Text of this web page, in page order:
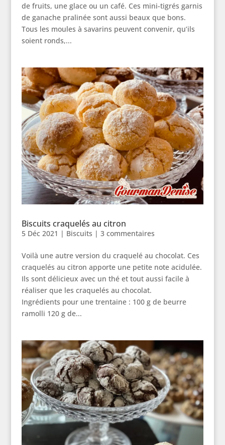
de fruits, une glace ou un café. Ces mini-tigrés garnis
de ganache pralinée sont aussi beaux que bons.
Tous les moules à savarins peuvent convenir, qu’ils
soient ronds,...
Biscuits craquelés au citron
5 Déc 2021 | Biscuits | 3 commentaires
Voilà une autre version du craquelé au chocolat. Ces
craquelés au citron apporte une petite note acidulée.
Ils sont délicieux avec un thé et tout aussi facile à
réaliser que les craquelés au chocolat.
Ingrédients pour une trentaine : 100 g de beurre
ramolli 120 g de...